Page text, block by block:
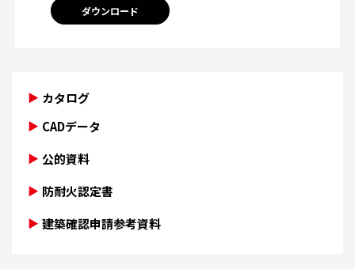
ダウンロード
カタログ
CADデータ
公的資料
防耐火認定書
建築確認申請参考資料